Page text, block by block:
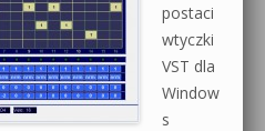
postaci
wtyczki
VST dla
Window
s